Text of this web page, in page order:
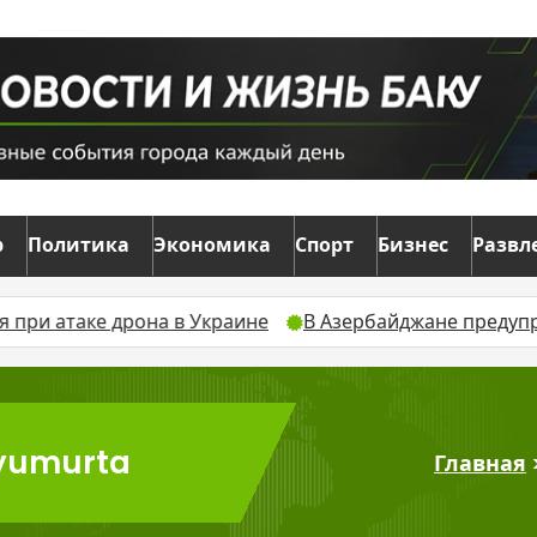
Политика Экономика Спорт Бизнес
дрона в Украине В Азербайджане предупредили о
Главная